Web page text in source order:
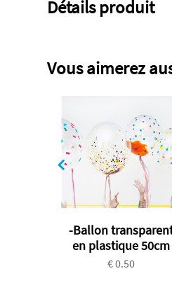
Détails produit
Vous aimerez
-Ballon
en plastique 50cm
€ 0.50